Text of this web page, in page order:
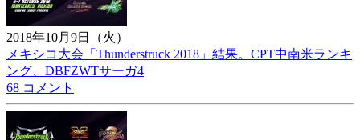
2018年10月9日（火）
メキシコ大会「Thunderstruck 2018」結果。CPT中南米ランキ
ング、DBFZWTサーガ4
68 コメント